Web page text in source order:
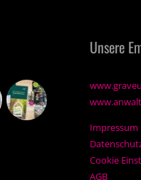
Unsere
Impressum
Cookie
AGB